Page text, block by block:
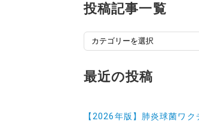
投稿記事一覧
投
稿
記
事
覧
最近の投稿
【2026年版】肺炎球菌ワク